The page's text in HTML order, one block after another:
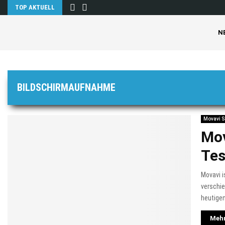
TOP AKTUELL
BILDSCHIRMAUFNAHME
Movavi
Movavi